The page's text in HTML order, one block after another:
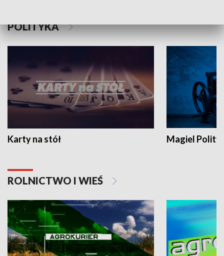
POLITYKA
Karty na stół Magiel
ROLNICTWO I WIEŚ